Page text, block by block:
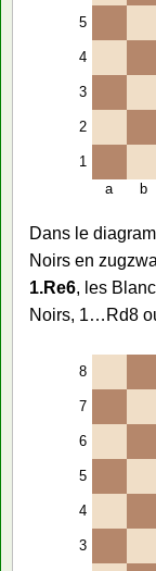
5
4
3
2
1
a
b
Dans le
Noirs en
1.Re6, les
Noirs, 1…Rd8
8
7
6
5
4
3